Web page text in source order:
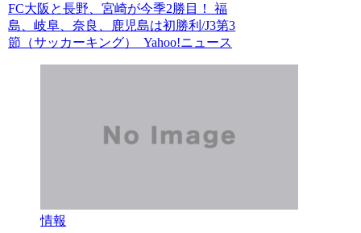
FC大阪と長野、宮崎が今季2勝目！ 福
島、岐阜、奈良、鹿児島は初勝利/J3第3
節（サッカーキング） Yahoo!ニュース
情報